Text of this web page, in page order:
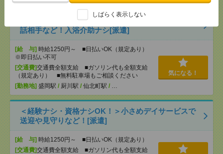
しばらく表示しない
＜最短3日後にお仕事決定！＞お散歩の付き添いやお
話相手など！入浴介助ナシ[派遣]
[給 与] 時給1250円～ ■日払いOK（規定あり）
※即日払い不可
[交通費]交通費全額支給 ■ガソリン代も全額支給
（規定あり） ■無料駐車場もご相談ください
[勤務地] 盛岡駅 / 厨川駅 / 仙北町駅 / …
気になる！
＜経験ナシ・資格ナシOK！＞小さめデイサービスで
送迎や見守りなど！[派遣]
[給 与] 時給1250円～ ■日払いOK（規定あり）
[交通費]交通費全額支給 ■ガソリン代も全額支給